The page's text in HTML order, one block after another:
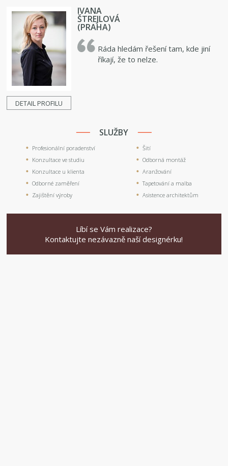
DETAIL PROFILU
IVANA
ŠTREJLOVÁ
(PRAHA)
Ráda hledám řešení tam, kde jiní
říkají, že to nelze.
SLUŽBY
Profesionální poradenství
Konzultace ve studiu
Konzultace u klienta
Odborné zaměření
Zajištění výroby
Šití
Odborná montáž
Aranžování
Tapetování a malba
Asistence architektům
Líbí se Vám realizace?
Kontaktujte nezávazně naší designérku!